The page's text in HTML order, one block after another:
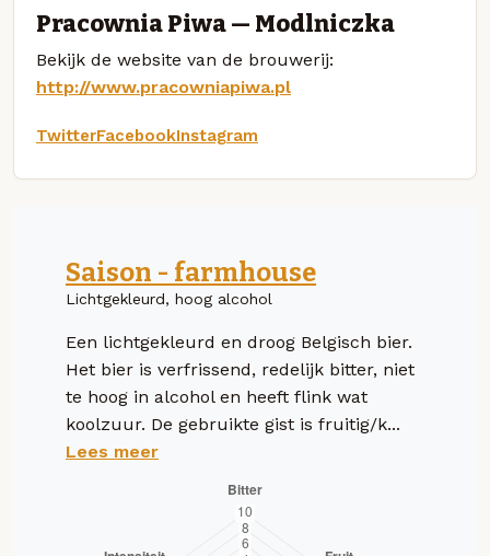
Pracownia Piwa — Modlniczka
Bekijk de website van de brouwerij:
http://www.pracowniapiwa.pl
TwitterFacebookInstagram
Saison - farmhouse
Lichtgekleurd, hoog alcohol
Een lichtgekleurd en droog Belgisch bier.
Het bier is verfrissend, redelijk bitter, niet
te hoog in alcohol en heeft flink wat
koolzuur. De gebruikte gist is fruitig/k...
Lees meer